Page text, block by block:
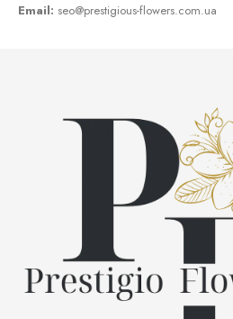
Email: seo@prestigious-flowers.com.ua